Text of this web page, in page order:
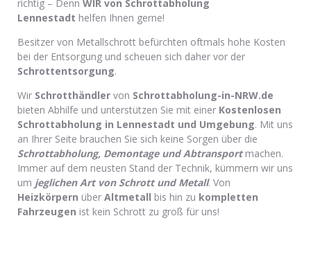
richtig – Denn WIR von Schrottabholung
Lennestadt helfen Ihnen gerne!
Besitzer von Metallschrott befürchten oftmals hohe Kosten
bei der Entsorgung und scheuen sich daher vor der
Schrottentsorgung.
Wir Schrotthändler von Schrottabholung-in-NRW.de
bieten Abhilfe und unterstützen Sie mit einer Kostenlosen
Schrottabholung in Lennestadt und Umgebung. Mit uns
an Ihrer Seite brauchen Sie sich keine Sorgen über die
Schrottabholung, Demontage und Abtransportmachen.
Immer auf dem neusten Stand der Technik, kümmern wir uns
um jeglichen Art von Schrott und Metall. Von
Heizkörpern über Altmetall bis hin zu kompletten
Fahrzeugen ist kein Schrott zu groß für uns!